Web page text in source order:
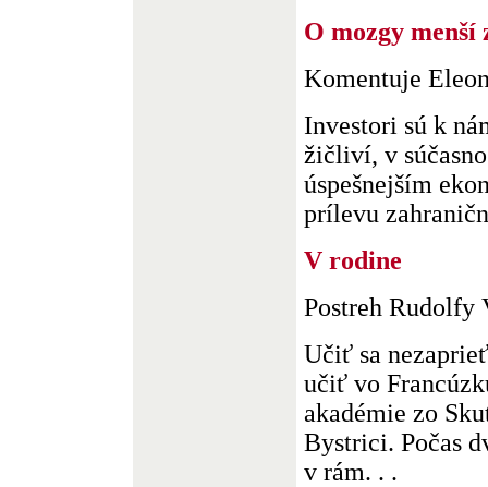
O mozgy menší
Komentuje
Investori sú k
žičliví, v
úspešnejším
prílevu
V rodine
Postreh Rudolfy
Učiť sa
učiť vo
akadémie zo
Bystrici. Počas
v rám. . .